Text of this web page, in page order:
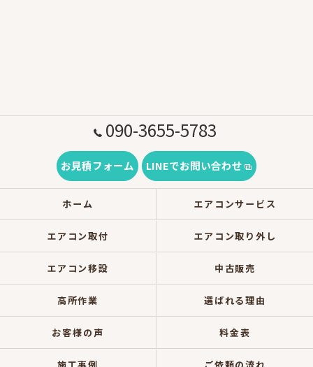
090-3655-5783
お見積フォーム LINEでお問い合わせ
ホーム エアコンサービス
エアコン取付 エアコン取り外し
エアコン移設 中古販売
高所作業 選ばれる理由
お客様の声 料金表